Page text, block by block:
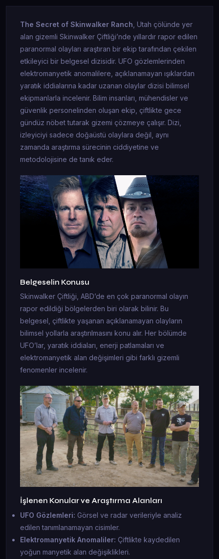
The Secret of Skinwalker Ranch , Utah çölünde yer
alan gizemli Skinwalker Çiftliği’nde yıllardır rapor edilen
paranormal olayları araştıran bir ekip tarafından çekilen
etkileyici bir belgesel dizisidir. UFO gözlemlerinden
elektromanyetik anomalilere, açıklanamayan ışıklardan
yaratık iddialarına kadar uzanan olaylar dizisi bilimsel
ekipmanlarla incelenir. Bilim insanları, mühendisler ve
güvenlik personelinden oluşan ekip, çiftlikte gece
gündüz nöbet tutarak gizemi çözmeye çalışır. Dizi,
izleyiciyi sadece doğaüstü olaylara değil, aynı
zamanda araştırma sürecinin ciddiyetine ve
metodolojisine de tanık eder.
Belgeselin Konusu
Skinwalker Çiftliği, ABD’de en çok paranormal olayın
rapor edildiği bölgelerden biri olarak bilinir. Bu
belgesel, çiftlikte yaşanan açıklanamayan olayların
bilimsel yollarla araştırılmasını konu alır. Her bölümde
UFO’lar, yaratık iddiaları, enerji patlamaları ve
elektromanyetik alan değişimleri gibi farklı gizemli
fenomenler incelenir.
İşlenen Konular ve Araştırma Alanları
UFO Gözlemleri: Görsel ve radar verileriyle analiz
edilen tanımlanamayan cisimler.
Elektromanyetik Anomaliler: Çiftlikte kaydedilen
yoğun manyetik alan değişiklikleri.